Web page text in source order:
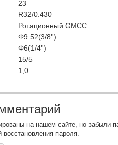
23
R32/0.430
Ротационный GMCC
Φ9.52(3/8'')
Φ6(1/4'')
15/5
1,0
на нашем сайте, но забыли
пароля.